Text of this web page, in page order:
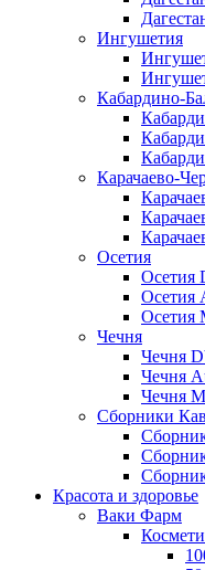
Ингушетия
Кабардино-
Карачаево-
Осетия
Осетия
Осетия
Осетия
Чечня
Чечня
Чечня
Чечня
Сборники
Красота и здоровье
Ваки Фарм